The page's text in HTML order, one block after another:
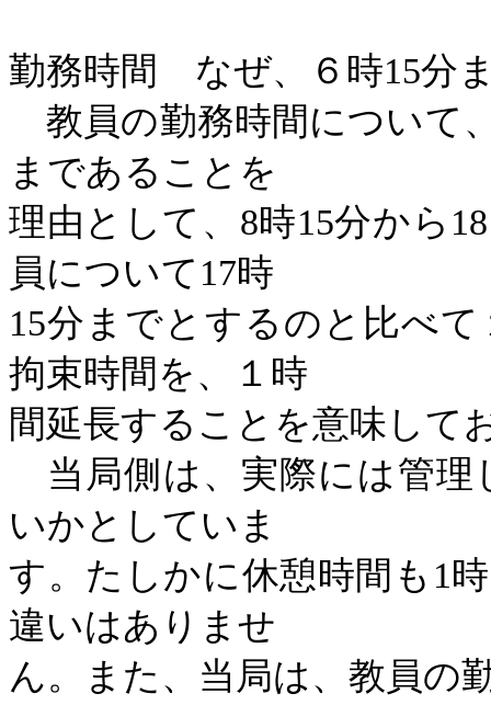
勤務時間 なぜ、６時15分
教員の勤務時間について
まであることを
理由として、 8時15分から 18
員について 17時
15分までとするのと比べ
拘束時間を、１時
間延長することを意味して
当局側は、実際には管理
いかとしていま
す。たしかに休憩時間も 1
違いはありませ
ん。また、当局は、教員の